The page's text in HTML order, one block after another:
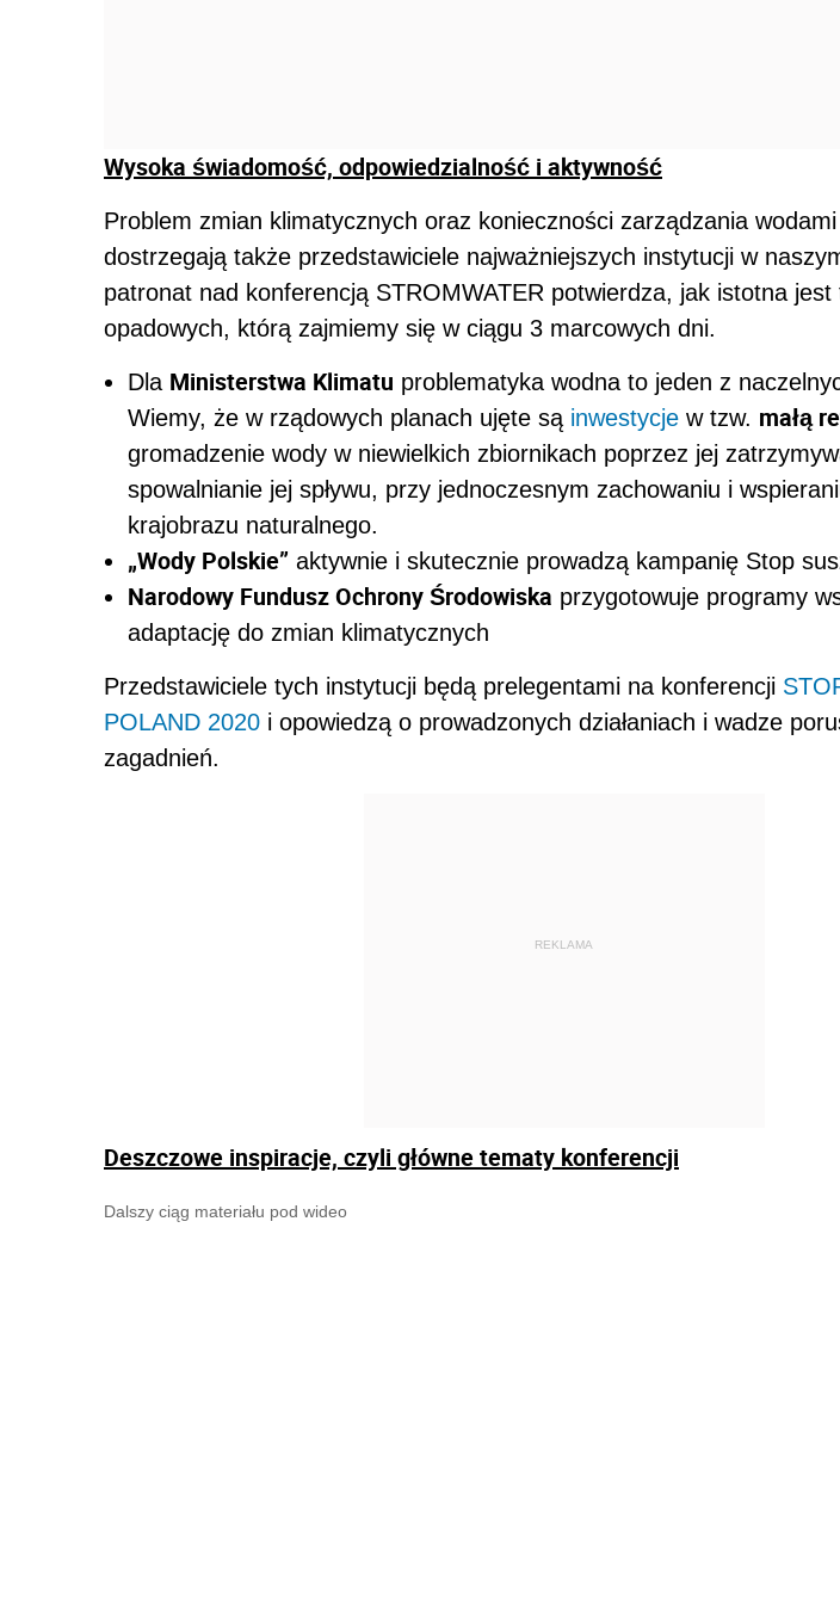
Wysoka świadomość, odpowiedzialność i aktywność
Problem zmian klimatycznych oraz konieczności zarządzania
dostrzegają także przedstawiciele najważniejszych instytucji w
patronat nad konferencją STROMWATER potwierdza, jak istotna
opadowych, którą zajmiemy się w ciągu 3 marcowych dni.
Dla Ministerstwa Klimatu problematyka wodna to jeden z
Wiemy, że w rządowych planach ujęte są inwestycje w tzw. małą
gromadzenie wody w niewielkich zbiornikach poprzez jej
spowalnianie jej spływu, przy jednoczesnym zachowaniu i
krajobrazu naturalnego.
„Wody Polskie” aktywnie i skutecznie prowadzą kampanię Stop
Narodowy Fundusz Ochrony Środowiska przygotowuje programy
adaptację do zmian klimatycznych
Przedstawiciele tych instytucji będą prelegentami na konferencji
POLAND 2020 i opowiedzą o prowadzonych działaniach i wadze
zagadnień.
REKLAMA
Deszczowe inspiracje, czyli główne tematy konferencji
Dalszy ciąg materiału pod wideo